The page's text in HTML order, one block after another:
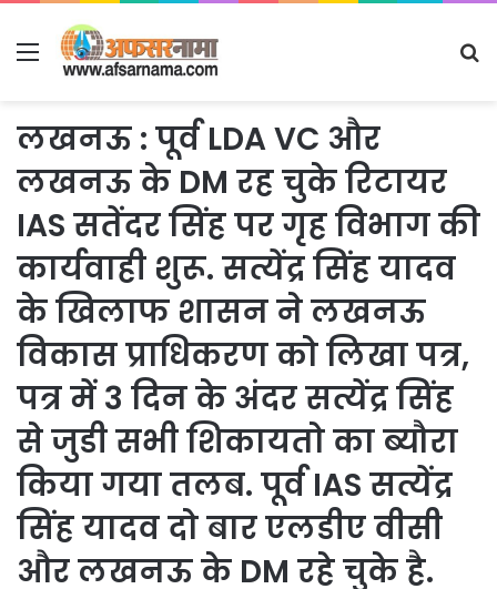
Menu
लखनऊ : पूर्व LDA VC और
लखनऊ के DM रह चुके रिटायर
IAS सतेंदर सिंह पर गृह विभाग की
कार्यवाही शुरू. सत्येंद्र सिंह यादव
के खिलाफ शासन ने लखनऊ
विकास प्राधिकरण को लिखा पत्र,
पत्र में 3 दिन के अंदर सत्येंद्र सिंह
से जुडी सभी शिकायतो का ब्यौरा
किया गया तलब. पूर्व IAS सत्येंद्र
सिंह यादव दो बार एलडीए वीसी
और लखनऊ के DM रहे चुके है.